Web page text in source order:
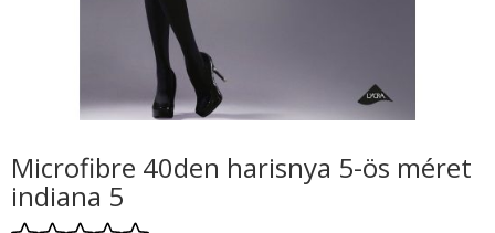
Microfibre 40den harisnya 5-ös méret
indiana 5